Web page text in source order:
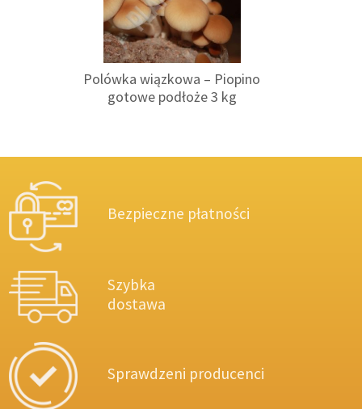
Polówka wiązkowa – Piopino
gotowe podłoże 3 kg
Bezpieczne płatności
Szybka
dostawa
Sprawdzeni producenci